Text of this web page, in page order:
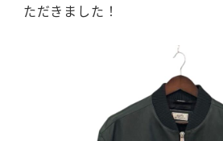
ただきました！